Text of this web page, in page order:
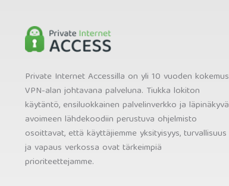
Private Internet Accessilla on yli 10 vuoden kokemus
VPN-alan johtavana palveluna. Tiukka lokiton
käytäntö, ensiluokkainen palvelinverkko ja läpinäkyvä
avoimeen lähdekoodiin perustuva ohjelmisto
osoittavat, että käyttäjiemme yksityisyys, turvallisuus
ja vapaus verkossa ovat tärkeimpiä
prioriteettejamme.